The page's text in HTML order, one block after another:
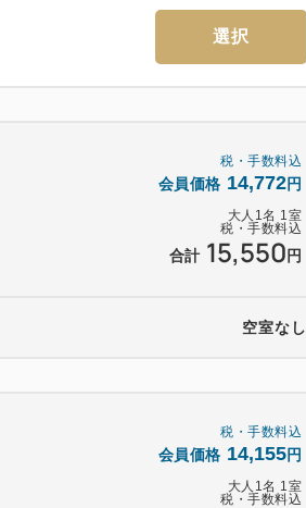
横浜へのアクセスも良好です♪
タオル・バスマット
ボディソープ・フェイス、ボディ、
選択
税・手数料込
会員価格 14,772円
大人 1名 1室
税・手数料込
合計 15,550 円
空室なし
税・手数料込
会員価格 14,155円
大人 1名 1室
税・手数料込